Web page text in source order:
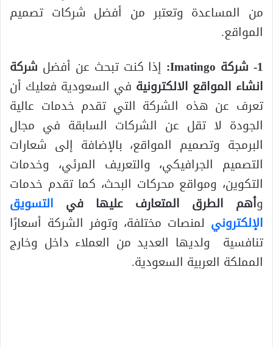
من المساعدة وتعتبر من أفضل شركات تصميم
المواقع.
1- شركة Imatingo:
إذا كنت تبحث عن أفضل شركة
انشاء المواقع الالكترونية في السعودية فعليك أن
تعرف عن هذه الشركة التي تقدم خدمات عالية
الجودة لا تقل عن الشركات السابقة في مجال
البرمجة وتصميم المواقع، بالإضافة إلى شعارات
التصميم الجرافيكي، والتعريف المرئي، وخدمات
التكوين، ومواقع محركات البحث، كما تقدم خدمات
وأهم الطرق المتعارف عليها في التسويق
الإلكتروني لمنصات مختلفة، وتوفر الشركة أسعارًا
تنافسية ولديها العديد من العملاء داخل وخارج
المملكة العربية السعودية.